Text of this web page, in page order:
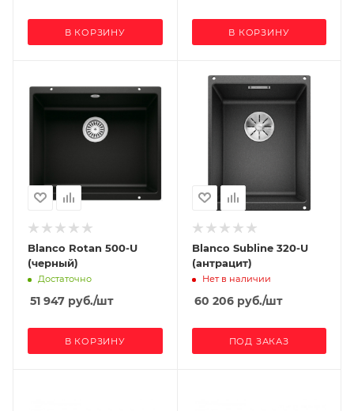
В КОРЗИНУ В КОРЗИНУ
Blanco Rotan 500-U
(черный)
Достаточно
51 947 руб./шт
В КОРЗИНУ
Blanco Subline 320-U
(антрацит)
Нет в наличии
60 206руб./шт
ПОД ЗАКАЗ